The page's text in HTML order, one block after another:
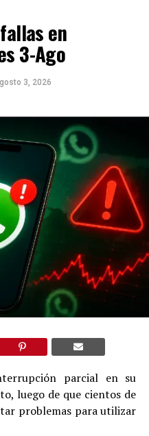
en
3-Ago
3, 2026
parcial en su
luego de que cientos de
problemas para utilizar